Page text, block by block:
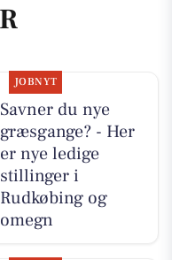
JOBNYT
Savner du nye
græsgange? - Her
er nye ledige
stillinger i
Rudkøbing og
omegn